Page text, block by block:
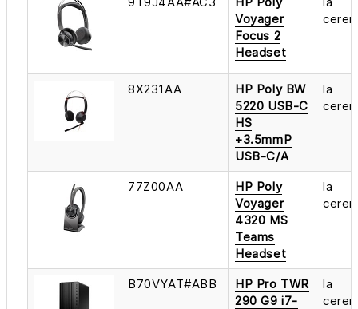
Voyager
Focus 2
Headset
8X231AA
HP Poly BW
5220 USB-C
HS
+3.5mmP
USB-C/A
la
77Z00AA
HP Poly
Voyager
4320 MS
Teams
Headset
la
B70VYAT#ABB
HP Pro TWR
290 G9 i7-
la